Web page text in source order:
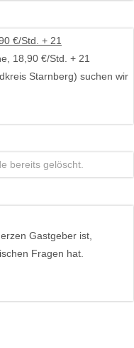
€/Std. + 21
18,90 €/Std. + 21
Starnberg) suchen wir
bereits gelöscht.
Gastgeber ist,
Fragen hat.